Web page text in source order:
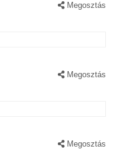
Megosztás
Megosztás
Megosztás